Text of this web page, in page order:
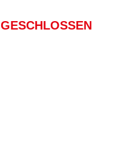
GESCHLOSSEN